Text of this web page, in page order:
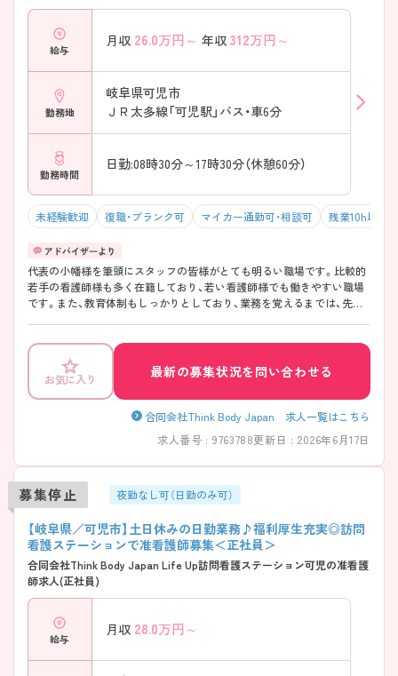
給与
月収 26.0万円～ 年収 312万円～
勤務地
岐阜県可児市
ＪＲ太多線「可児駅」バス・車6分
勤務時間
日勤:08時30分～17時30分（休憩60分）
未経験歓迎 復職・ブランク可 マイカー通勤可・相談可 残業10h以下（
代表の小幡様を筆頭にスタッフの皆様がとても明るい職場です。比較的
若手の看護師様も多く在籍しており、若い看護師様でも働きやすい職場
です。また、教育体制もしっかりとしており、業務を覚えるまでは、先輩
修会の参加費を補助もあります。 理学療法士、作業療法士として男性ス
タッフも在籍していますので、男女問わず歓迎です！！ 興味のある方は是
非ご応募下さい。
お気に入り 最新の募集状況を問い合わせる
合同会社Think Body Japan 求人一覧はこちら
求人番号 : 9763788更新日 : 2026年6月17日
募集停止 夜勤なし可（日勤のみ可）
【岐阜県／可児市】土日休みの日勤業務♪福利厚生充実◎訪問
看護ステーションで准看護師募集＜正社員＞
合同会社Think Body Japan Life Up訪問看護ステーション可児の准看護
師求人(正社員)
給与
月収 28.0万円～